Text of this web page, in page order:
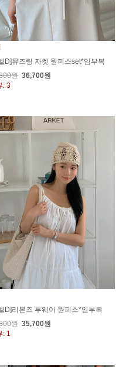
D]뮤즈링 자켓 원피스set*임부복
원 36,700원
: 3
D]리본즈 투웨이 원피스*임부복
원 35,700원
: 1